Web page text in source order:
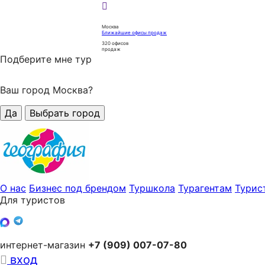
Москва
Ближайшие офисы продаж
320 офисов
продаж
Подберите мне тур
Ваш город Москва?
Да
Выбрать город
О нас Бизнес под брендом Туршкола Турагентам
Для туристов
интернет-магазин +7 (909) 007-07-80
вход